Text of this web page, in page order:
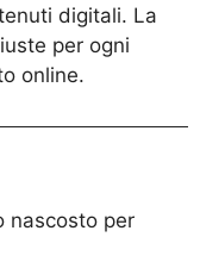
digitali. La
per ogni
online.
nascosto per